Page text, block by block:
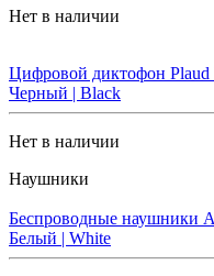
Нет в наличии
Цифровой диктофон Plaud
Черный | Black
Нет в наличии
Наушники
Беспроводные наушники
Белый | White